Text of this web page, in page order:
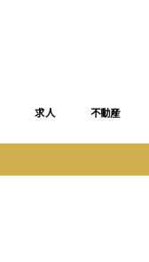
求人 不動産